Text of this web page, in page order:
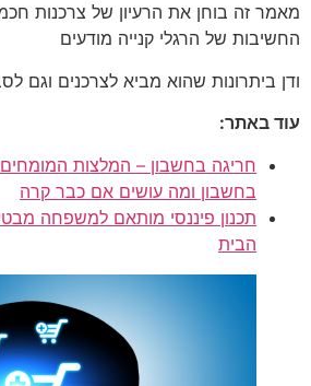
מאמר זה בוחן את הרעיון של צרכנות
החשיבות של הרגלי קנייה מודעים
ודן ביתרונות שהוא מביא לצרכנים וגם
עוד באתר:
חריגה בחשבון – המלצות
בחשבון ומה עושים אם כבר קרה
תכנון פיננסי מותאם למשפחה
הבית